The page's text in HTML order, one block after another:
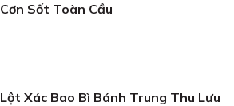
Cơn Sốt Toàn Cầu
Lột Xác Bao Bì Bánh Trung Thu Lưu